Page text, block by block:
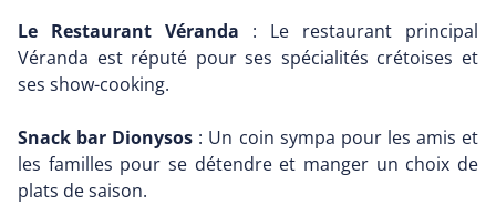
Le Restaurant Véranda : Le restaurant principal
Véranda est réputé pour ses spécialités crétoises et
ses show-cooking.
Snack bar Dionysos : Un coin sympa pour les amis et
les familles pour se détendre et manger un choix de
plats de saison.